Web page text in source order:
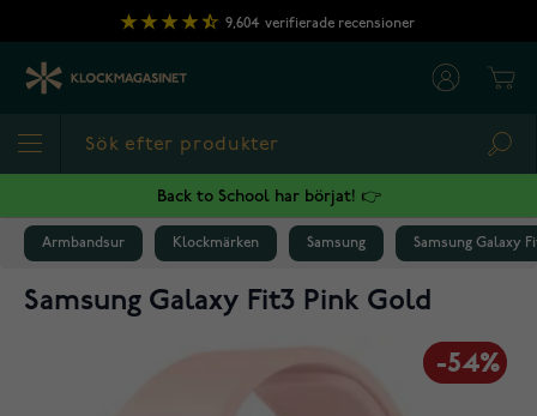
Hoppa till innehållet
9,604 verifierade recensioner
Back to School har börjat! 👉
Armbandsur Klockmärken Samsung Samsung Galaxy
Samsung Galaxy Fit3 Pink Gold
-54%